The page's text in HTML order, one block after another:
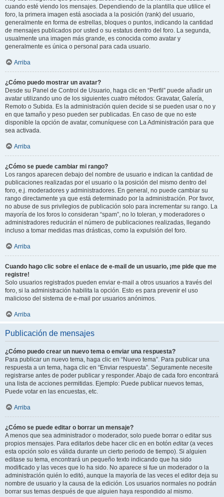
cuando esté viendo los mensajes. Dependiendo de la plantilla que utilice el
foro, la primera imagen está asociada a la posición (rank) del usuario,
generalmente en forma de estrellas, bloques o puntos, indicando la cantidad
de mensajes publicados por usted o su estatus dentro del foro. La segunda,
usualmente una imagen más grande, es conocida como avatar y
generalmente es única o personal para cada usuario.
Arriba
¿Cómo puedo mostrar un avatar?
Desde su Panel de Control de Usuario, haga clic en “Perfil” puede añadir un
avatar utilizando uno de los siguientes cuatro métodos: Gravatar, Galería,
Remoto o Subida. Es la administración quien decide si se pueden usar o no y
en que tamaño y peso pueden ser publicadas. En caso de que no este
disponible la opción de avatar, comuníquese con La Administración para que
sea activada.
Arriba
¿Cómo se puede cambiar mi rango?
Los rangos aparecen debajo del nombre de usuario e indican la cantidad de
publicaciones realizadas por el usuario o la posición del mismo dentro del
foro, e.j. moderadores y administradores. En general, no puede cambiar su
rango directamente ya que está determinado por la administración. Por favor,
no abuse de sus privilegios de publicación solo para incrementar su rango. La
mayoría de los foros lo consideran “spam”, no lo toleran, y moderadores o
administradores reducirán el número de publicaciones realizadas, llegando
incluso a tomar medidas mas drásticas, como la expulsión del foro.
Arriba
Cuando hago clic sobre el enlace de e-mail de un usuario, ¡me pide que me
registre!
Solo usuarios registrados pueden enviar e-mail a otros usuarios a través del
foro, si la administración habilita la opción. Esto es para prevenir el uso
malicioso del sistema de e-mail por usuarios anónimos.
Arriba
Publicación de mensajes
¿Cómo puedo crear un nuevo tema o enviar una respuesta?
Para publicar un nuevo tema, haga clic en “Nuevo tema”. Para publicar una
respuesta a un tema, haga clic en “Enviar respuesta”. Seguramente necesite
registrarse antes de poder publicar y responder. Abajo de cada foro encontrará
una lista de acciones permitidas. Ejemplo: Puede publicar nuevos temas,
Puede votar en las encuestas, etc.
Arriba
¿Cómo se puede editar o borrar un mensaje?
A menos que sea administrador o moderador, solo puede borrar o editar sus
propios mensajes. Para editarlos debe hacer clic en en botón editar(a veces
esta opción solo es válida durante un cierto periodo de tiempo). Si alguien
editase su tema, encontrará un pequeño texto indicando que ha sido
modificado y las veces que lo ha sido. No aparece si fue un moderador o la
administración quién lo editó, aunque la mayoría de las veces el editor deja su
nombre de usuario y la causa de la edición. Los usuarios normales no podrán
borrar sus temas después de que alguien haya respondido al mismo.